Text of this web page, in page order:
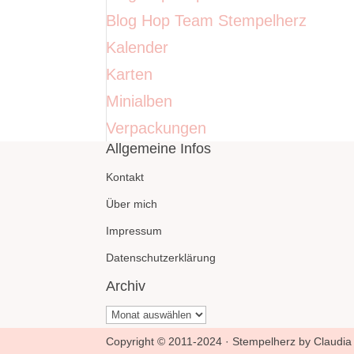
Blog Hop Team Stempelherz
Kalender
Karten
Minialben
Verpackungen
Allgemeine Infos
Kontakt
Über mich
Impressum
Datenschutzerklärung
Archiv
Archiv
Copyright © 2011-2024 · Stempelherz by